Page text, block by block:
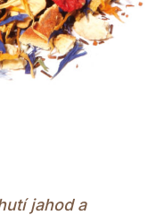
jahod a